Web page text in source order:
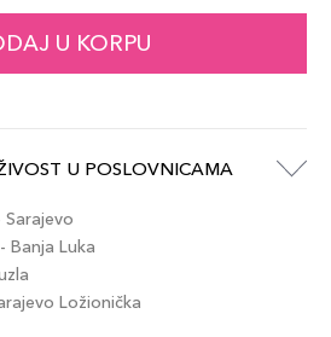
U KORPU
U POSLOVNICAMA
Banja Luka
Ložionička